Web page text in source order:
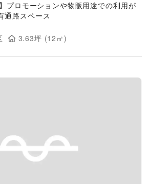
プロモーションや物販用途での利用が
通路スペース
3.63坪 (12 ㎡)